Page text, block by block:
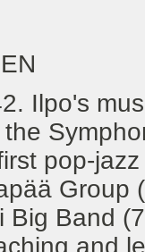
Ilpo's
pop-
Group
Big Band
and